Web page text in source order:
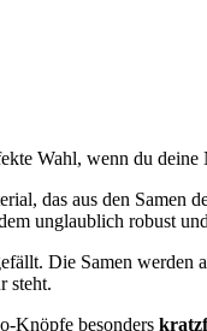
Wahl, wenn du deine
das aus den Samen
unglaublich robust
Die Samen
steht.
Knöpfe besonders